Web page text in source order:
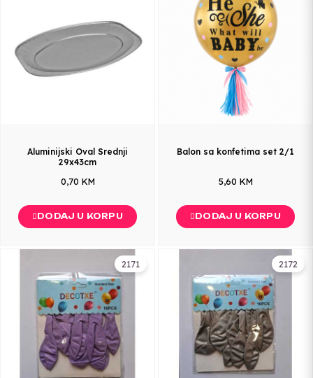
Aluminijski Oval Srednji
29x43cm
0,70 KM
DODAJ U KORPU
Balon sa konfetima set 2/1
5,60 KM
DODAJ U KORPU
2171 2172